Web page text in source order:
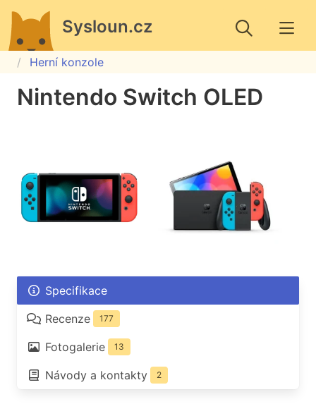
Sysloun.cz
Herní konzole
Nintendo Switch OLED
Specifikace
Recenze
177
Fotogalerie 13
Návody a kontakty 2